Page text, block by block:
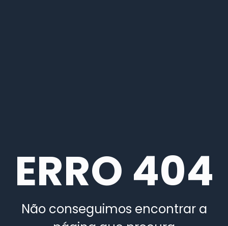
ERRO 404
Não conseguimos encontrar a